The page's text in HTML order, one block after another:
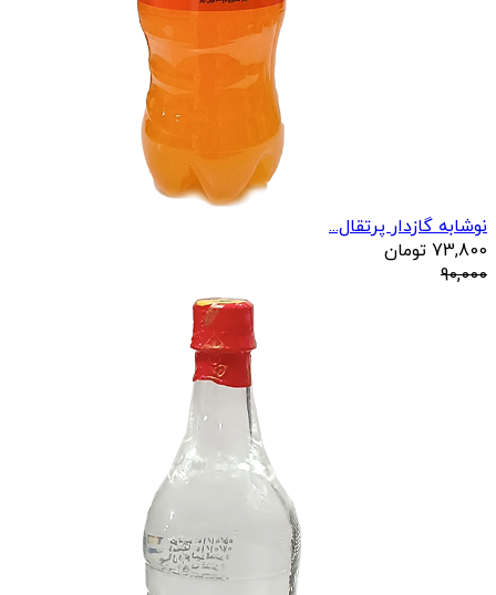
نوشابه گازدار پرتقال...
73,800 تومان
90,000